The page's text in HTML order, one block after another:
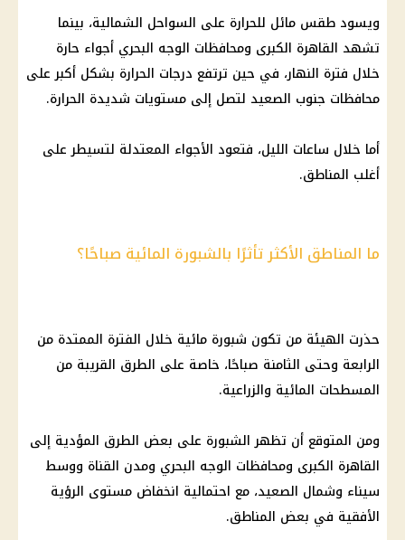
ويسود طقس مائل للحرارة على السواحل الشمالية، بينما
تشهد القاهرة الكبرى ومحافظات الوجه البحري أجواء حارة
خلال فترة النهار، في حين ترتفع درجات الحرارة بشكل أكبر على
محافظات جنوب الصعيد لتصل إلى مستويات شديدة الحرارة.
أما خلال ساعات الليل، فتعود الأجواء المعتدلة لتسيطر على
أغلب المناطق.
ما المناطق الأكثر تأثرًا بالشبورة المائية صباحًا؟
حذرت الهيئة من تكون شبورة مائية خلال الفترة الممتدة من
الرابعة وحتى الثامنة صباحًا، خاصة على الطرق القريبة من
المسطحات المائية والزراعية.
ومن المتوقع أن تظهر الشبورة على بعض الطرق المؤدية إلى
القاهرة الكبرى ومحافظات الوجه البحري ومدن القناة ووسط
سيناء وشمال الصعيد، مع احتمالية انخفاض مستوى الرؤية
الأفقية في بعض المناطق.